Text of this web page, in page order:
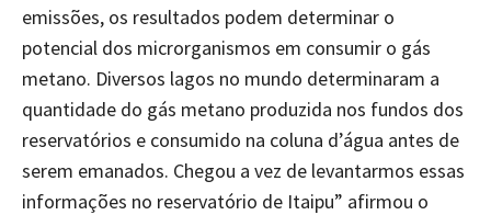
emissões, os resultados podem determinar o
potencial dos microrganismos em consumir o gás
metano. Diversos lagos no mundo determinaram a
quantidade do gás metano produzida nos fundos dos
reservatórios e consumido na coluna d’água antes de
serem emanados. Chegou a vez de levantarmos essas
informações no reservatório de Itaipu” afirmou o